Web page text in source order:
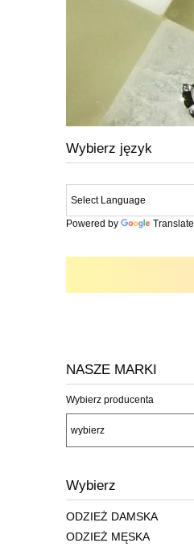
Wybierz język
Powered by Translate
NASZE MARKI
Wybierz producenta
Wybierz
ODZIEŻ DAMSKA
ODZIEŻ MĘSKA